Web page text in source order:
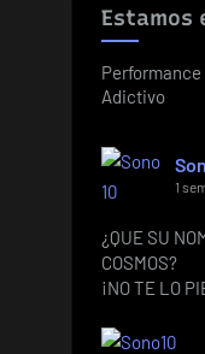
Estamos
Adictivo
1
¿QUE SU
COSMOS?
¡NO TE LO